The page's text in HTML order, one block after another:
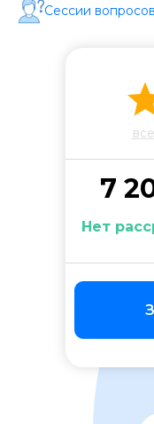
Сессии
7
Нет